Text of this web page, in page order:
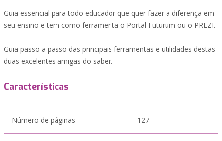
Guia essencial para todo educador que quer fazer a diferença em
seu ensino e tem como ferramenta o Portal Futurum ou o PREZI.
Guia passo a passo das principais ferramentas e utilidades destas
duas excelentes amigas do saber.
Características
Número de páginas 127